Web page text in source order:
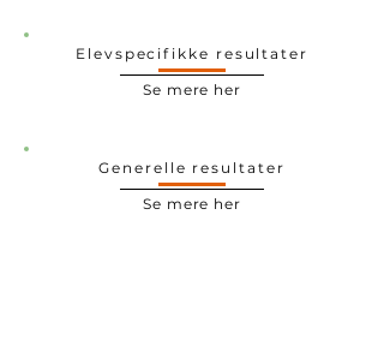
Elevspecifikke resultater
Se mere her
Generelle resultater
Se mere her